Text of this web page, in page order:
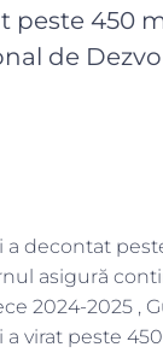
peste 450
de
a decontat
asigură
2024-2025 ,
a virat peste